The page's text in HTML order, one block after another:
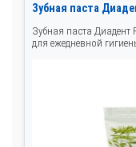
Зубная паста
Зубная паста Диадент
для ежедневной